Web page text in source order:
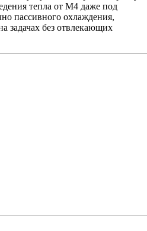
тепла от M4 даже под
пассивного охлаждения,
задачах без отвлекающих